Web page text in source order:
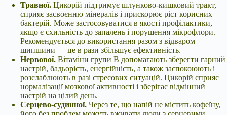
Травної. Цикорій підтримує шлунково-кишковий тракт,
сприяє засвоєнню мінералів і прискорює ріст корисних
бактерій. Може застосовуватися в якості профілактики,
якщо є схильність до запалень і порушення мікрофлори.
Рекомендується до використання разом з відваром
шипшини — це в рази збільшує ефективність.
Нервової. Вітаміни групи В допомагають зберегти гарний
настрій, бадьорість, енергійність, а також заспокоюють і
розслаблюють в разі стресових ситуацій. Цикорій сприяє
нормалізації мозкової активності і зберігає відмінний
настрій на цілий день.
Серцево-судинної. Через те, що напій не містить кофеїну,